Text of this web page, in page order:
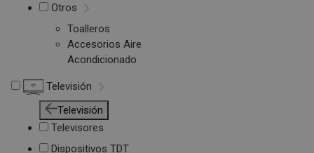
Otros
Toalleros
Accesorios Aire
Acondicionado
Televisión
Televisión
Televisores
Dispositivos TDT